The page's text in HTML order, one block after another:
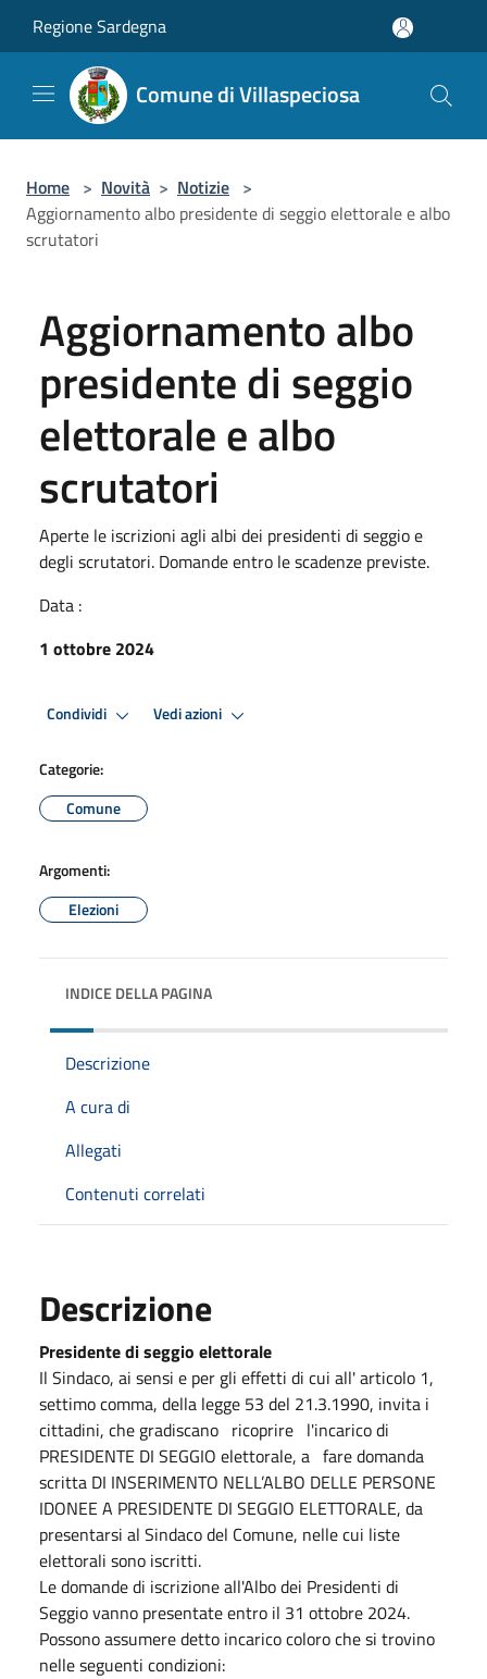
Regione Sardegna
Comune di Villaspeciosa
Home > Novità > Notizie >
Aggiornamento albo presidente di seggio elettorale e albo
scrutatori
Aggiornamento albo
presidente di seggio
elettorale e albo
scrutatori
Aperte le iscrizioni agli albi dei presidenti di seggio e
degli scrutatori. Domande entro le scadenze previste.
Data :
1 ottobre 2024
Condividi Vedi azioni
Categorie:
Comune
Argomenti:
Elezioni
INDICE DELLA PAGINA
Descrizione
A cura di
Allegati
Contenuti correlati
Descrizione
Presidente di seggio elettorale
Il Sindaco, ai sensi e per gli effetti di cui all' articolo 1,
settimo comma, della legge 53 del 21.3.1990, invita i
cittadini, che gradiscano ricoprire l'incarico di
PRESIDENTE DI SEGGIO elettorale, a fare domanda
scritta DI INSERIMENTO NELL’ALBO DELLE PERSONE
IDONEE A PRESIDENTE DI SEGGIO ELETTORALE, da
presentarsi al Sindaco del Comune, nelle cui liste
elettorali sono iscritti.
Le domande di iscrizione all'Albo dei Presidenti di
Seggio vanno presentate entro il 31 ottobre 2024.
Possono assumere detto incarico coloro che si trovino
nelle seguenti condizioni: